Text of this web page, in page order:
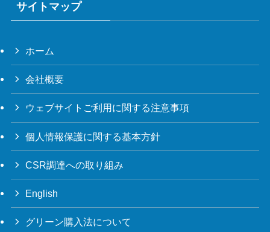
サイトマップ
ホーム
会社概要
ウェブサイトご利用に関する注意事項
個人情報保護に関する基本方針
CSR調達への取り組み
English
グリーン購入法について